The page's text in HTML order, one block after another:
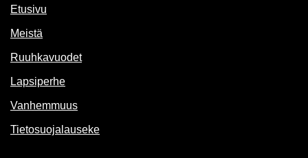
Etusivu
Meistä
Ruuhkavuodet
Lapsiperhe
Vanhemmuus
Tietosuojalauseke